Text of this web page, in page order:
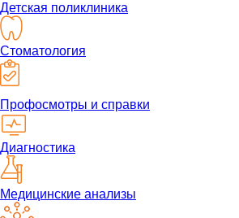
Детская поликлиника
Стоматология
Профосмотры и справки
Диагностика
Медицинские анализы